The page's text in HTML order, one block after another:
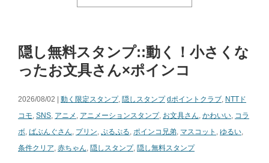
隠し無料スタンプ::動く！小さくな
ったお文具さん×ポインコ
2026/08/02 | 動く限定スタンプ, 隠しスタンプ dポイントクラブ, NTTド
コモ, SNS, アニメ , アニメーションスタンプ, お文具さん, かわいい, コラ
ボ, ばぶんぐさん, プリン, ぷるぷる, ポインコ兄弟, マスコット , ゆるい,
条件クリア, 赤ちゃん, 隠しスタンプ, 隠し無料スタンプ